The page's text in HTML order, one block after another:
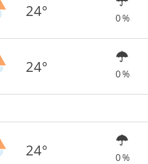
24° 0 %
24° 0 %
24° 0 %